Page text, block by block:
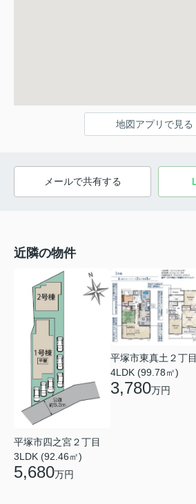
地図アプリで見る
メールで共有する
近隣の物件
平塚市四之宮２丁目
3LDK (92.46㎡)
5,680万円
平塚市東真土２丁目
4LDK (99.78㎡)
3,780万円